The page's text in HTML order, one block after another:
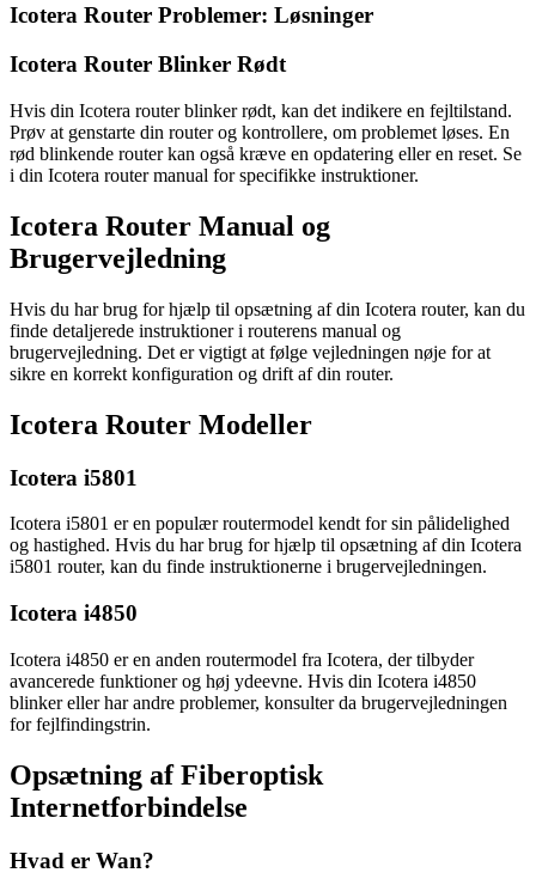
Icotera Router Problemer: Løsninger
Icotera Router Blinker Rødt
Hvis din Icotera router blinker rødt, kan det indikere en fejltilstand.
Prøv at genstarte din router og kontrollere, om problemet løses. En
rød blinkende router kan også kræve en opdatering eller en reset. Se
i din Icotera router manual for specifikke instruktioner.
Icotera Router Manual og
Brugervejledning
Hvis du har brug for hjælp til opsætning af din Icotera router, kan du
finde detaljerede instruktioner i routerens manual og
brugervejledning. Det er vigtigt at følge vejledningen nøje for at
sikre en korrekt konfiguration og drift af din router.
Icotera Router Modeller
Icotera i5801
Icotera i5801 er en populær routermodel kendt for sin pålidelighed
og hastighed. Hvis du har brug for hjælp til opsætning af din Icotera
i5801 router, kan du finde instruktionerne i brugervejledningen.
Icotera i4850
Icotera i4850 er en anden routermodel fra Icotera, der tilbyder
avancerede funktioner og høj ydeevne. Hvis din Icotera i4850
blinker eller har andre problemer, konsulter da brugervejledningen
for fejlfindingstrin.
Opsætning af Fiberoptisk
Internetforbindelse
Hvad er Wan?